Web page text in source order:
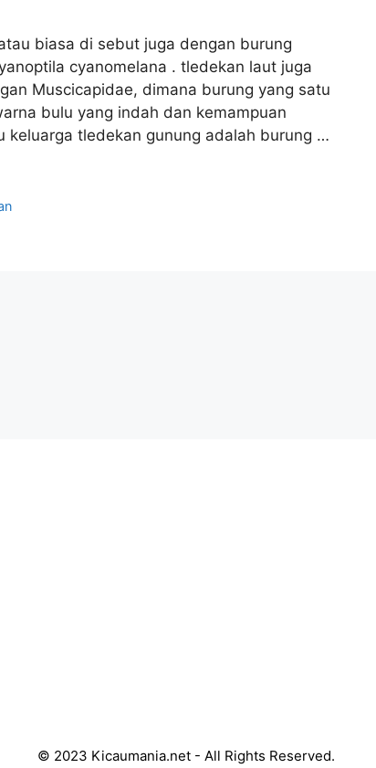
biasa di sebut juga dengan burung
cyanomelana . tledekan laut juga
Muscicapidae, dimana burung yang satu
bulu yang indah dan kemampuan
keluarga tledekan gunung adalah burung …
© 2023 Kicaumania.net - All Rights Reserved.